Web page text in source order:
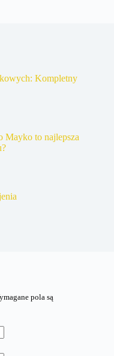
Kompletny
Mayko to najlepsza
pola są